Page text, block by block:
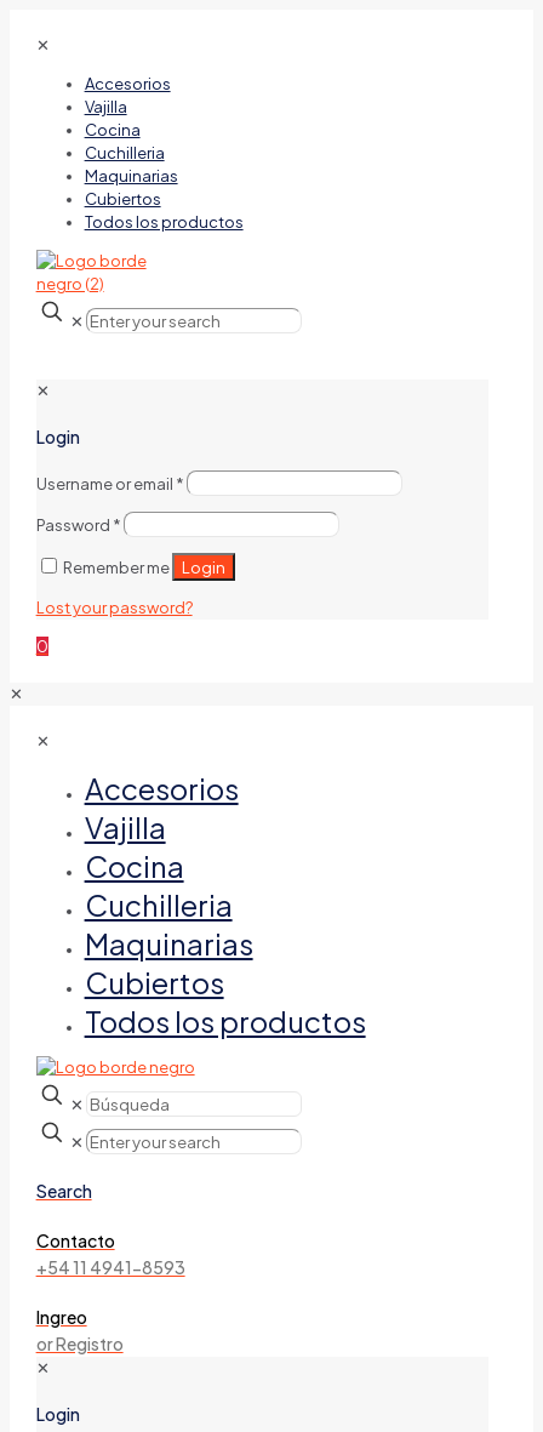
✕
Accesorios
Vajilla
Cocina
Cuchilleria
Maquinarias
Cubiertos
Todos los productos
✕
✕
Login
Username or email *
Password *
Remember me Login
Lost your password?
0
✕
✕
Accesorios
Vajilla
Cocina
Cuchilleria
Maquinarias
Cubiertos
Todos los productos
✕
✕
Search
Contacto
+54 11 4941-8593
Ingreo
or Registro
✕
Login